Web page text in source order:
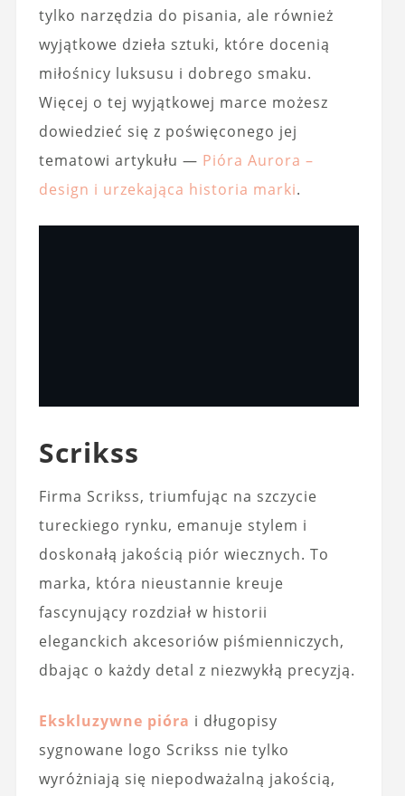
tylko narzędzia do pisania, ale również
wyjątkowe dzieła sztuki, które docenią
miłośnicy luksusu i dobrego smaku.
Więcej o tej wyjątkowej marce możesz
dowiedzieć się z poświęconego jej
tematowi artykułu — Pióra Aurora –
design i urzekająca historia marki.
Scrikss
Firma Scrikss, triumfując na szczycie
tureckiego rynku, emanuje stylem i
doskonałą jakością piór wiecznych. To
marka, która nieustannie kreuje
fascynujący rozdział w historii
eleganckich akcesoriów piśmienniczych,
dbając o każdy detal z niezwykłą precyzją.
Ekskluzywne pióra i długopisy
sygnowane logo Scrikss nie tylko
wyróżniają się niepodważalną jakością,